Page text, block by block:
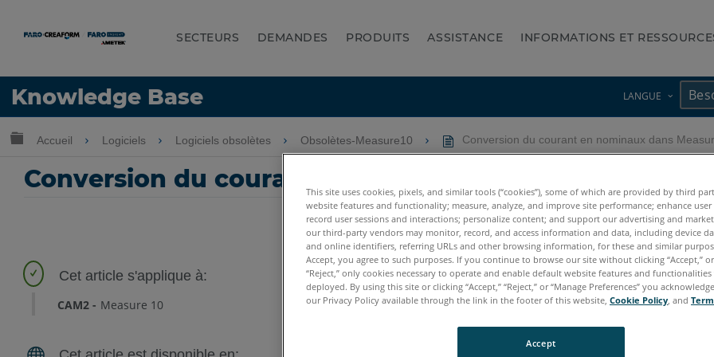
SECTEURS DEMANDES PRODUITS ASSISTANCE INFORMATIONS ET
Knowledge Base LANGUE
LANGUE
Développer/réduire la hiérarchie globale
Accueil Logiciels Logiciels obsolètes Obsolètes-Measure10 Conversion du courant en nominaux dans
Conversion du courant en nominaux dans Measure 10
CAM2 Measure 10
This site uses cookies, pixels, and similar tools (“cookies”), some of which are provided by third
website features and functionality; measure, analyze, and improve site performance; enhance user
record user sessions and interactions; personalize content; and support our advertising and
our third-party vendors may monitor, record, and access information and data, including device
and online identifiers, referring URLs and other browsing information, for these and similar
Accept, you agree to such purposes. If you continue to browse our site without clicking “Accept,”
“Reject,” only cookies necessary to operate and enable default website features and
deployed. By using this site or clicking “Accept,” “Reject,” or “Manage Preferences” you
our Privacy Policy available through the link in the footer of this website, Cookie Policy, and
Accept